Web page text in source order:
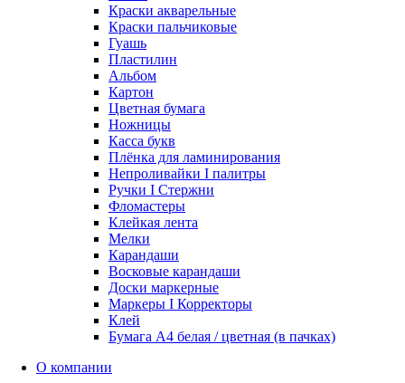
Краски акварельные
Краски пальчиковые
Гуашь
Пластилин
Альбом
Картон
Цветная бумага
Ножницы
Касса букв
Плёнка для ламинирования
Непроливайки I палитры
Ручки I Стержни
Фломастеры
Клейкая лента
Мелки
Карандаши
Восковые карандаши
Доски маркерные
Маркеры I Корректоры
Клей
Бумага А4 белая / цветная (в пачках)
О компании